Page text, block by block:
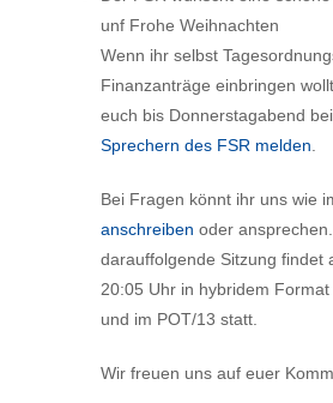
unf Frohe Weihnachten
Wenn ihr selbst
Finanzanträge einbringen
euch bis Donnerstagabend
Sprechern des FSR melden
Bei Fragen könnt ihr uns wie
anschreiben oder
darauffolgende Sitzung findet
20:05 Uhr in hybridem Format
und im POT/13 statt.
Wir freuen uns auf euer